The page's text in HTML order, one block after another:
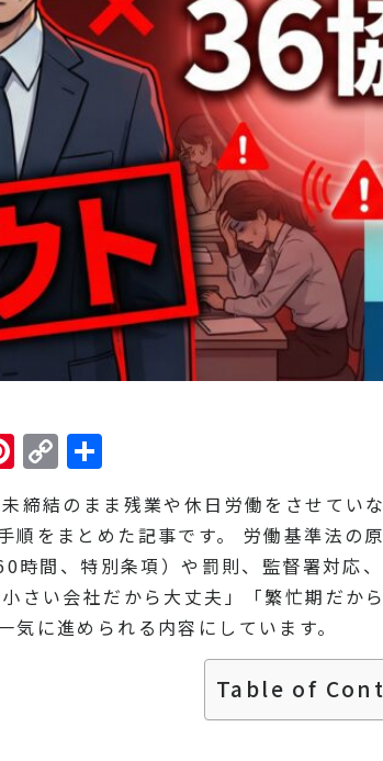
Pinterest
Copy
Link
有
締結のまま残業や休日労働をさせてい
順をまとめた記事です。 労働基準法
時間、特別条項）や罰則、監督署対応
さい会社だから大丈夫」「繁忙期だ
気に進められる内容にしています。
Table of